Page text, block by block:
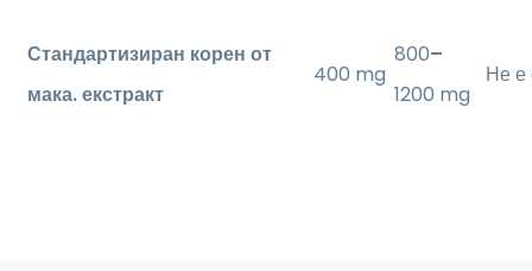
Стандартизиран корен от
мака. екстракт
400 mg
800–
1200 mg
Не е